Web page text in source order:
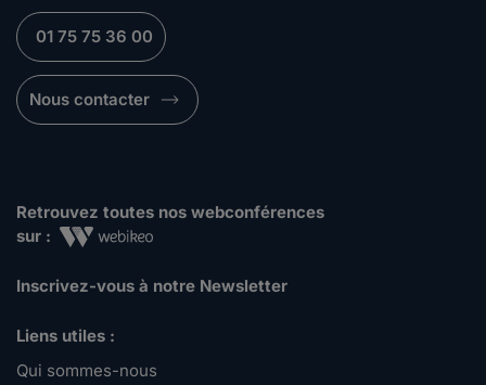
01 75 75 36 00
Nous contacter
Retrouvez toutes nos webconférences
sur :
Inscrivez-vous à notre Newsletter
Liens utiles :
Qui sommes-nous